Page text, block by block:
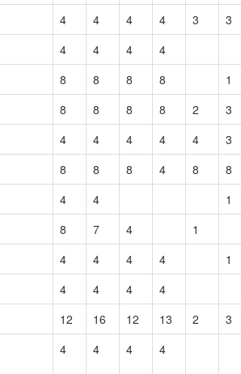
4 4 4 4 3
3
4 4 4
4
8 8 8 8
1
8 8 8 8 2
3
4 4 4 4 4
3
8 8 8 4 8
8
4 4
1
8 7 4
1
4 4 4 4
1
4 4 4
4
12 16 12 13 2
3
4 4 4 4